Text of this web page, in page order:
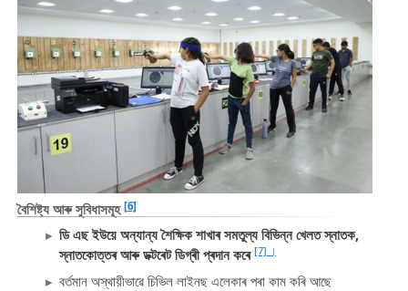
বৈশিষ্ট্য আৰু সুবিধাসমূহ [6]
ডি এছ ইউয়ে অন্যান্য শৈক্ষিক শাখাৰ সমতুল্য বিভিন্ন খেলত স্নাতক,
স্নাতকোত্তৰ আৰু ডক্টৰেট ডিগ্ৰী প্ৰদান কৰে [7] ।
বৰ্তমান অস্থায়ীভাৱে চিভিল লাইনছ এলেকাৰ পৰা কাম কৰি আছে